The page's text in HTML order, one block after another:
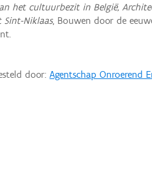
het cultuurbezit in België,
Sint-Niklaas, Bouwen door de
door:Agentschap Onroerend